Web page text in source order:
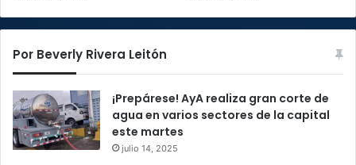
Por Beverly Rivera Leitón
¡Prepárese! AyA realiza gran corte de
agua en varios sectores de la capital
este martes
julio 14, 2025